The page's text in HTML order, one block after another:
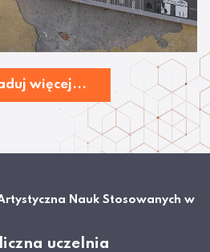
więcej...
Nauk Stosowanych w
uczelnia